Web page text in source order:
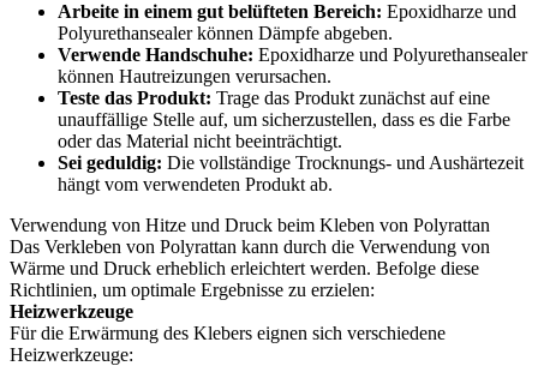
Arbeite in einem gut belüfteten Bereich: Epoxidharze und
Polyurethansealer können Dämpfe abgeben.
Verwende Handschuhe: Epoxidharze und Polyurethansealer
können Hautreizungen verursachen.
Teste das Produkt: Trage das Produkt zunächst auf eine
unauffällige Stelle auf, um sicherzustellen, dass es die Farbe
oder das Material nicht beeinträchtigt.
Sei geduldig: Die vollständige Trocknungs- und Aushärtezeit
hängt vom verwendeten Produkt ab.
Verwendung von Hitze und Druck beim Kleben von Polyrattan
Das Verkleben von Polyrattan kann durch die Verwendung von
Wärme und Druck erheblich erleichtert werden. Befolge diese
Richtlinien, um optimale Ergebnisse zu erzielen:
Heizwerkzeuge
Für die Erwärmung des Klebers eignen sich verschiedene
Heizwerkzeuge: